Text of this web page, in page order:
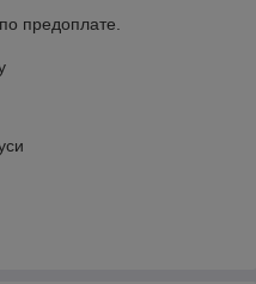
предоплате.